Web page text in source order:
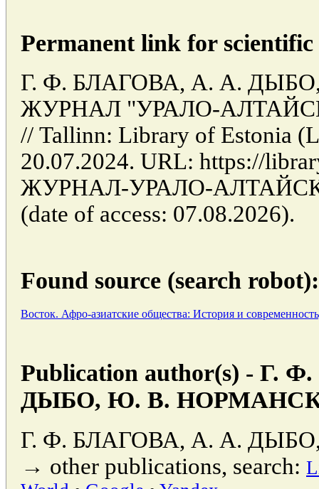
Permanent link for
Г. Ф. БЛАГОВА, А. А.
ЖУРНАЛ "УРАЛО-
// Tallinn: Library of Estonia
20.07.2024. URL: https://
ЖУРНАЛ-УРАЛО-
(date of access: 07.08.2026).
Found source (search robot):
Восток. Афро-азиатские общества: История и
Publication author(s) - Г.
ДЫБО, Ю. В.
Г. Ф. БЛАГОВА, А. А.
→ other publications, search: